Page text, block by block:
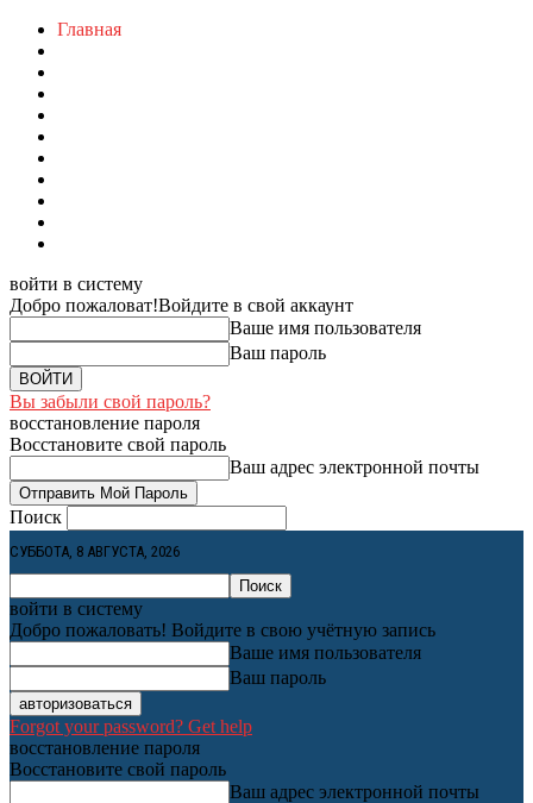
Главная
войти в систему
Добро пожаловат!Войдите в свой аккаунт
Ваше имя пользователя
Ваш пароль
Вы забыли свой пароль?
восстановление пароля
Восстановите свой пароль
Ваш адрес электронной почты
Поиск
СУББОТА, 8 АВГУСТА, 2026
войти в систему
Добро пожаловать! Войдите в свою учётную запись
Ваше имя пользователя
Ваш пароль
Forgot your password? Get help
восстановление пароля
Восстановите свой пароль
Ваш адрес электронной почты